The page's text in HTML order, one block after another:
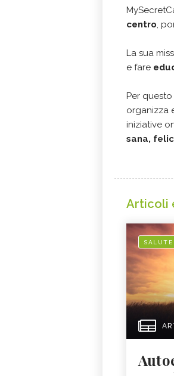
centro,
La sua
e fare
Per
organizza
iniziative
sana,
Articoli
SALUTE